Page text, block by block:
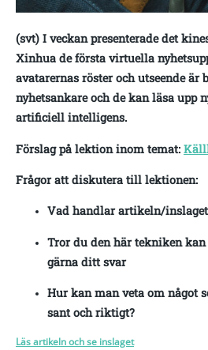
(svt) I veckan presenterade det
Xinhua de första virtuella
avatarernas röster och utseende är
nyhetsankare och de kan läsa upp
artificiell intelligens.
Förslag på lektion inom temat:
Frågor att diskutera till lektionen:
Vad handlar artikeln/
Tror du den här tekniken
gärna ditt svar
Hur kan man veta om något
sant och riktigt?
Läs artikeln och se inslaget